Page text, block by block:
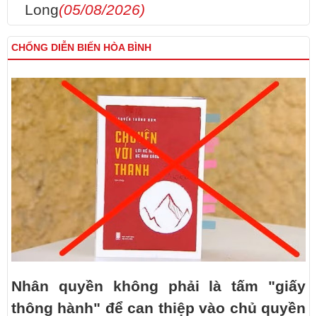
Long(05/08/2026)
CHỐNG DIỄN BIẾN HÒA BÌNH
Nhân quyền không phải là tấm "giấy
thông hành" để can thiệp vào chủ quyền